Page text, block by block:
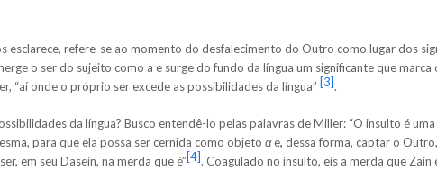
esclarece, refere-se ao momento do desfalecimento do Outro como lugar dos
o ser do sujeito como a e surge do fundo da língua um significante que marca
“aí onde o próprio ser excede as possibilidades da língua” [3].
da língua? Busco entendê-lo pelas palavras de Miller: “O insulto é
para que ela possa ser cernida como objeto αe, dessa forma, captar o
em seu Dasein, na merda que é”[4]. Coagulado no insulto, eis a merda que Zain